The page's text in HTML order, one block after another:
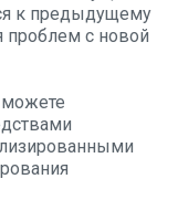
к предыдущему
проблем с новой